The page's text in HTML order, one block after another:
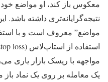
معکوس باز کند، او مواضع
نتیجه‌گرایانه‌تری داشته
مواضع” معروف است و با
مواجهه با ریسک بازار یاری
یک معامله بر روی یک نماد